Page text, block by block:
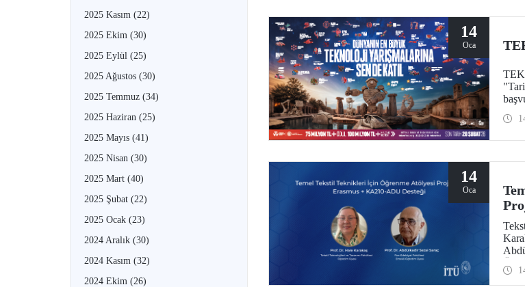
2025 Kasım (22)
2025 Ekim (30)
2025 Eylül (25)
2025 Ağustos (30)
2025 Temmuz (34)
2025 Haziran (25)
2025 Mayıs (41)
2025 Nisan (30)
2025 Mart (40)
2025 Şubat (22)
2025 Ocak (23)
2024 Aralık (30)
2024 Kasım (32)
2024 Ekim (26)
14
Oca
14
Oca